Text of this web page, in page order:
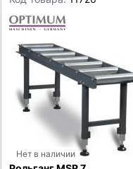
Нет в наличии